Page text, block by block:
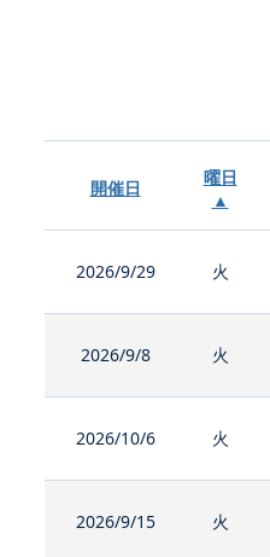
開催日
曜日
▲
2026/9/29 火
2026/9/8 火
2026/10/6 火
2026/9/15 火